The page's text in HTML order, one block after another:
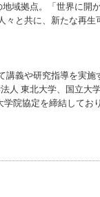
域拠点。「世界に開
と共に、新たな再
義や研究指導を実
人 東北大学、国立大
院協定を締結してお